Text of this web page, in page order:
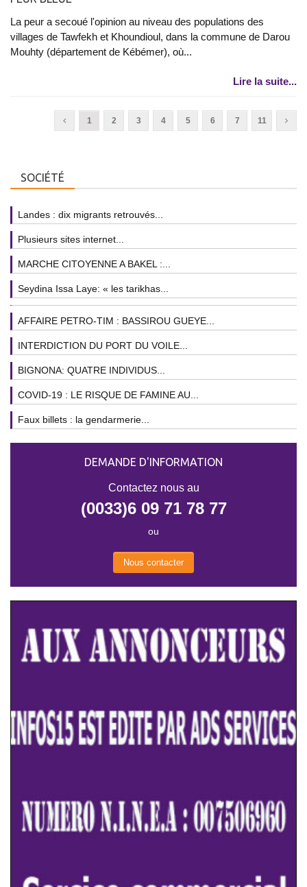
La peur a secoué l'opinion au niveau des populations des
villages de Tawfekh et Khoundioul, dans la commune de Darou
Mouhty (département de Kébémer), où...
Lire la suite...
1 2 3 4 5 6 7 11
SOCIÉTÉ
Landes : dix migrants retrouvés...
Plusieurs sites internet...
MARCHE CITOYENNE A BAKEL :...
Seydina Issa Laye: « les tarikhas...
AFFAIRE PETRO-TIM : BASSIROU GUEYE...
INTERDICTION DU PORT DU VOILE...
BIGNONA: QUATRE INDIVIDUS...
COVID-19 : LE RISQUE DE FAMINE AU...
Faux billets : la gendarmerie...
DEMANDE D'INFORMATION
Contactez nous au
(0033)6 09 71 78 77
ou
Nous contacter